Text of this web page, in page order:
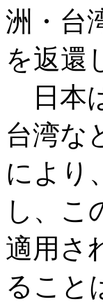
洲・台
を返還
日本
台湾な
により
し、こ
適用さ
ること